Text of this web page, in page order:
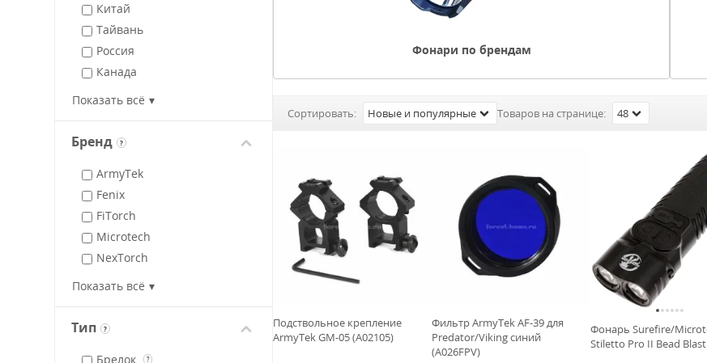
Китай
Тайвань
Россия
Канада
Франция
Показать всё
Бренд ?
ArmyTek
Fenix
FiTorch
Microtech
NexTorch
Nitecore
Petzl
Показать всё
Тип ?
Брелок ?
Фонари по брендам
Сортировать: Новые и популярные Товаров на странице: 48
Подствольное крепление
ArmyTek GM-05 (A02105)
Фильтр ArmyTek AF-39 для
Predator/Viking синий
(A026FPV)
Фонарь Surefire/
Stiletto Pro II Bead Blast